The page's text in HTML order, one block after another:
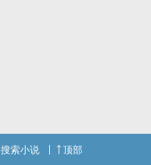
搜索小说 顶部